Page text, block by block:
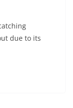
due to its